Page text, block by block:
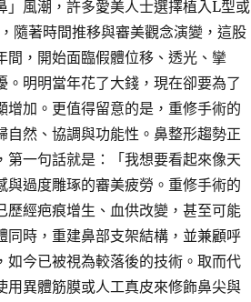
風潮，許多愛美人士選擇植入L型或
隨著時間推移與審美觀念演變，這股
間，開始面臨假體位移、透光、攣
明明當年花了大錢，現在卻要為了
加。更值得留意的是，重修手術的
然、協調與功能性。鼻整形趨勢正
一句話就是：「我想要看起來像天
過度雕琢的審美疲勞。重修手術的
經疤痕增生、血供改變，甚至可能
時，重建鼻部支架結構，並兼顧呼
如今已被視為較落後的技術。取而代
用異體筋膜或人工真皮來修飾鼻尖與